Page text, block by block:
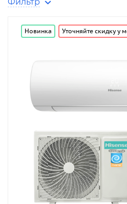
Новинка Уточняйте скидку у